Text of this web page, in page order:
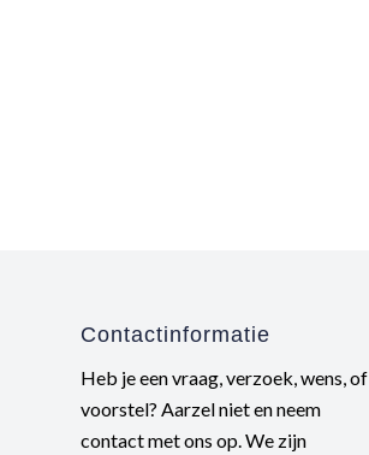
Contactinformatie
Heb je een vraag, verzoek, wens, of
voorstel? Aarzel niet en neem
contact met ons op. We zijn